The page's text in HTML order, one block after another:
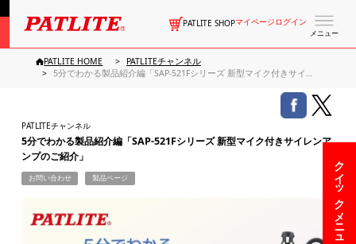
メニュー
PATLITE SHOPマイページログイン
クイックメニュー
PATLITE HOME
PATLITEチャンネル
5分でわかる製品紹介編「SAP-521Fシリーズ 新型マイク付きサイレンアンプのご紹介」
PATLITEチャンネル
5分でわかる製品紹介編「SAP-521Fシリーズ 新型マイク付きサイレンア
ンプのご紹介」
お問い合わせ 製品ページ